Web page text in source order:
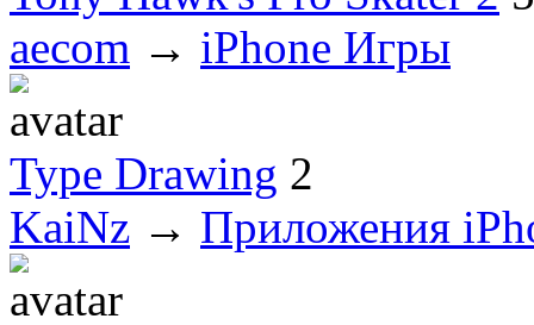
aecom → iPhone Игры
Type Drawing 2
KaiNz → Приложения